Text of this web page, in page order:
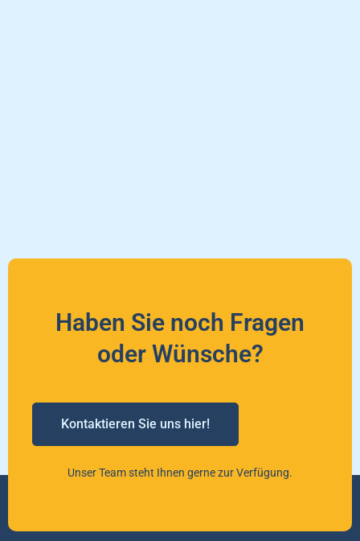
Haben Sie noch Fragen
oder Wünsche?
Kontaktieren Sie uns hier!
Unser Team steht Ihnen gerne zur Verfügung.